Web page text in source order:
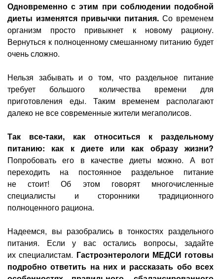
Одновременно с этим при соблюдении подобной
диеты изменятся привычки питания. Со временем
организм просто привыкнет к новому рациону.
Вернуться к полноценному смешанному питанию будет
очень сложно.
Нельзя забывать и о том, что раздельное питание
требует большого количества времени для
приготовления еды. Таким временем располагают
далеко не все современные жители мегаполисов.
Так все-таки, как относиться к раздельному
питанию: как к диете или как образу жизни?
Попробовать его в качестве диеты можно. А вот
переходить на постоянное раздельное питание
не стоит! Об этом говорят многочисленные
специалисты и сторонники традиционного
полноценного рациона.
Надеемся, вы разобрались в тонкостях раздельного
питания. Если у вас остались вопросы, задайте
их специалистам. Гастроэнтерологи МЕДСИ готовы
подробно ответить на них и рассказать обо всех